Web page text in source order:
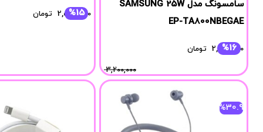
سامسونگ مدل SAMSUNG 25W
EP-TA800NBEGAE
3,200,000
2,687,000 تومان %16
2,534,000 تومان %15
%30.9